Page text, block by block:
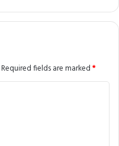
Required fields are marked*